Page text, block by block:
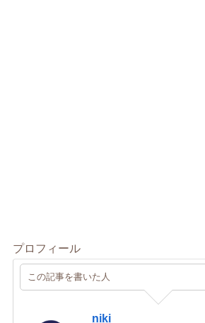
プロフィール
この記事を書いた人
niki